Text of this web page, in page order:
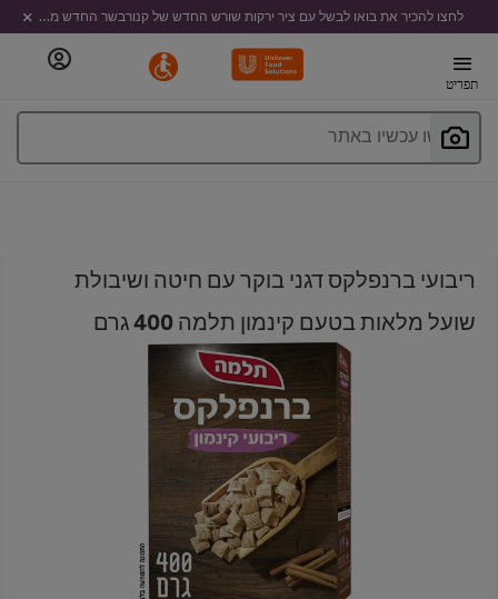
לחצו להכיר את בואו לבשל עם ציר ירקות שורש החדש של קנורבשר החדש מבית קנור
תפריט
חפשו עכשיו באתר
ריבועי ברנפלקס דגני בוקר עם חיטה ושיבולת
שועל מלאות בטעם קינמון תלמה 400 גרם